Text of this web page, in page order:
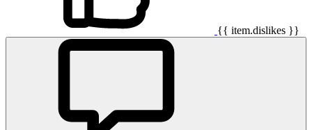
{{ item.dislikes }}